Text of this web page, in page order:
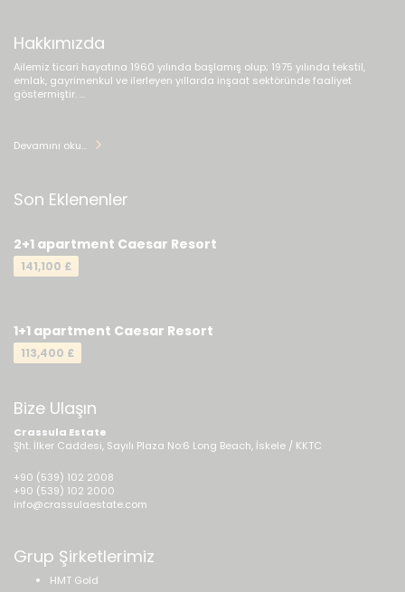
Hakkımızda
Ailemiz ticari hayatına 1960 yılında başlamış olup; 1975 yılında tekstil,
emlak, gayrimenkul ve ilerleyen yıllarda inşaat sektöründe faaliyet
göstermiştir. ...
Devamını oku...
Son Eklenenler
2+1 apartment Caesar Resort
141,100 £
1+1 apartment Caesar Resort
113,400 £
Bize Ulaşın
Crassula Estate
Şht. İlker Caddesi, Sayılı Plaza No:6 Long Beach, İskele / KKTC
+90 (539) 102 2008
+90 (539) 102 2000
info@crassulaestate.com
Grup Şirketlerimiz
HMT Gold